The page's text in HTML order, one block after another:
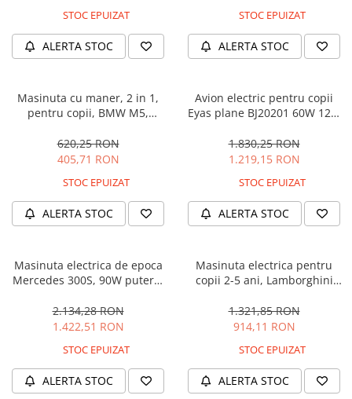
STOC EPUIZAT
ALERTA STOC
STOC EPUIZAT
ALERTA STOC
Masinuta cu maner, 2 in 1,
pentru copii, BMW M5,
620,25 RON
405,71 RON
STOC EPUIZAT
ALERTA STOC
Avion electric pentru copii
Eyas plane BJ20201 60W 12V,
1.830,25 RON
1.219,15 RON
STOC EPUIZAT
ALERTA STOC
Masinuta electrica de epoca
Mercedes 300S, 90W putere,
2.134,28 RON
1.422,51 RON
STOC EPUIZAT
ALERTA STOC
Masinuta electrica pentru
copii 2-5 ani, Lamborghini
12V, galbena
1.321,85 RON
914,11 RON
STOC EPUIZAT
ALERTA STOC